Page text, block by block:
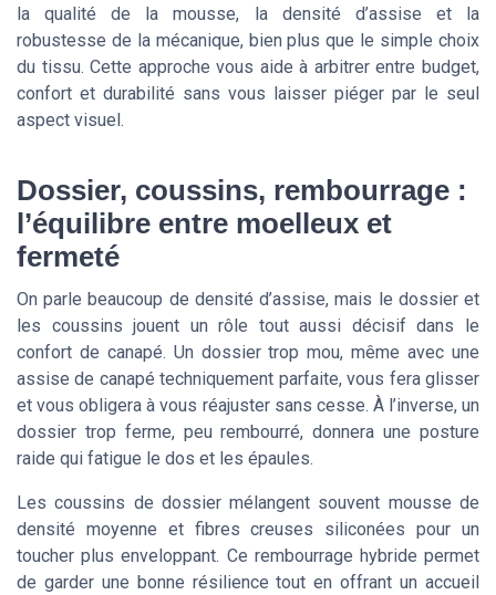
la qualité de la mousse, la densité d’assise et la
robustesse de la mécanique, bien plus que le simple choix
du tissu. Cette approche vous aide à arbitrer entre budget,
confort et durabilité sans vous laisser piéger par le seul
aspect visuel.
Dossier, coussins, rembourrage :
l’équilibre entre moelleux et
fermeté
On parle beaucoup de densité d’assise, mais le dossier et
les coussins jouent un rôle tout aussi décisif dans le
confort de canapé. Un dossier trop mou, même avec une
assise de canapé techniquement parfaite, vous fera glisser
et vous obligera à vous réajuster sans cesse. À l’inverse, un
dossier trop ferme, peu rembourré, donnera une posture
raide qui fatigue le dos et les épaules.
Les coussins de dossier mélangent souvent mousse de
densité moyenne et fibres creuses siliconées pour un
toucher plus enveloppant. Ce rembourrage hybride permet
de garder une bonne résilience tout en offrant un accueil